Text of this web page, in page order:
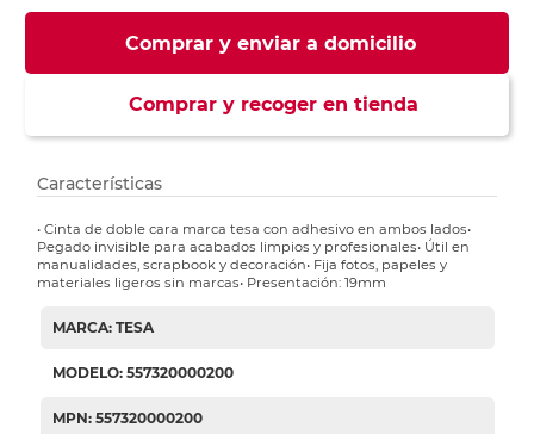
Comprar y enviar a domicilio
Comprar y recoger en tienda
Características
• Cinta de doble cara marca tesa con adhesivo en ambos lados•
Pegado invisible para acabados limpios y profesionales• Útil en
manualidades, scrapbook y decoración• Fija fotos, papeles y
materiales ligeros sin marcas• Presentación: 19mm
MARCA: TESA
MODELO: 557320000200
MPN: 557320000200